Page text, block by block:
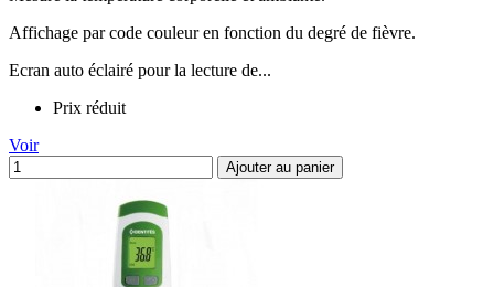
Affichage par code couleur en fonction du degré de fièvre.
Ecran auto éclairé pour la lecture de...
Prix réduit
Voir
Ajouter au panier